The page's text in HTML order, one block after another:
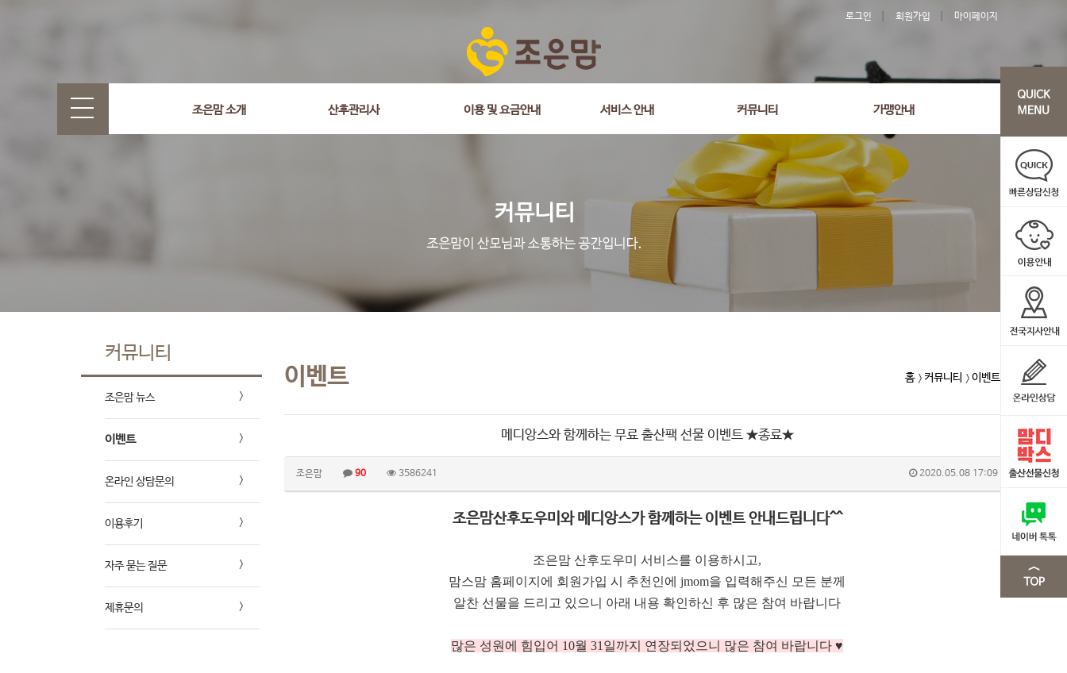
로그인 회원가입 마이페이지
조은맘 소개 산후관리사 이용 및 요금안내 서비스 안내 커뮤니티 가맹안내
커뮤니티
조은맘 뉴스
이벤트
온라인 상담문의
이용후기
자주 묻는 질문
제휴문의
이벤트 홈 커뮤니티 이벤트
메디앙스와 함께하는 무료 출산팩 선물 이벤트 ★종료★
조은맘 90 3586241 2020.05.08 17:09
조은맘산후도우미와 메디앙스가 함께하는 이벤트 안내드립니다^^
조은맘 산후도우미 서비스를 이용하시고,
맘스맘 홈페이지에 회원가입 시 추천인에 jmom을 입력해주신 모든 분께
알찬 선물을 드리고 있으니 아래 내용 확인하신 후 많은 참여 바랍니다
많은 성원에 힘입어 10월 31일까지 연장되었으니 많은 참여 바랍니다 ♥